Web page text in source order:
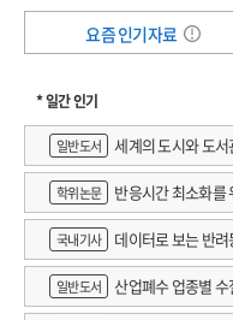
요즘 인기자료
* 일간 인기
일반도서
세계의 도시와 도
학위논문 반응시간 최소화를
국내기사 데이터로 보는 반
일반도서 산업폐수 업종별